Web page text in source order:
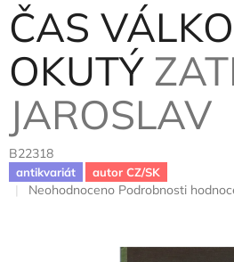
ČAS
OKUTÝ
JAROSLAV
B22318
antikvariát autor CZ/SK
Průměrné
Neohodnoceno Podrobnosti